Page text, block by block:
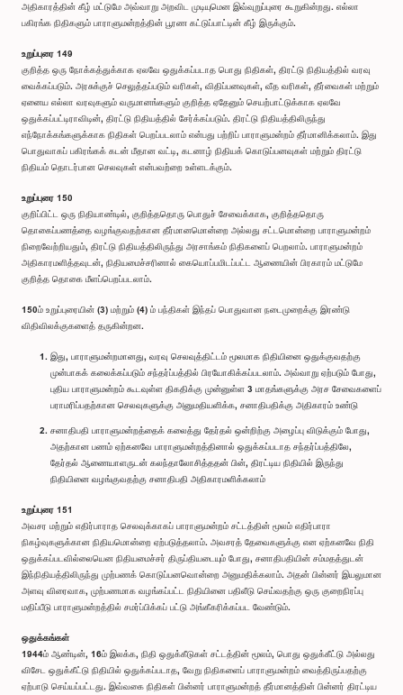
அதிகாரத்தின் கீழ் மட்டுமே அவ்வாறு அறவிட முடியுமென இவ்வுறுப்புரை கூறுகின்றது. எல்லா
பகிரங்க நிதிகளும் பாராளுமன்றத்தின் பூரண கட்டுப்பாட்டின் கீழ் இருக்கும்.
உறுப்புரை 149
குறித்த ஒரு நோக்கத்துக்காக ஏலவே ஒதுக்கப்படாத பொது நிதிகள், திரட்டு நிதியத்தில் வரவு
வைக்கப்படும். அரசுக்குச் செலுத்தப்படும் வரிகள், விதிப்பனவுகள், வீத வரிகள், தீர்வைகள் மற்றும்
ஏனைய எல்லா வரவுகளும் வருமானங்களும் குறித்த ஏதேனும் செயற்பாட்டுக்காக ஏலவே
ஒதுக்கப்பட்டிராவிடின், திரட்டு நிதியத்தில் சேர்க்கப்படும். திரட்டு நிதியத்திலிருந்து
எந்நோக்கங்களுக்காக நிதிகள் பெறப்படலாம் என்பது பற்றிப் பாராளுமன்றம் தீர்மானிக்கலாம். இது
பொதுவாகப் பகிரங்கக் கடன் மீதான வட்டி, கடனாழ் நிதியக் கொடுப்பனவுகள் மற்றும் திரட்டு
நிதியம் தொடர்பான செலவுகள் என்பவற்றை உள்ளடக்கும்.
உறுப்புரை 150
குறிப்பிட்ட ஒரு நிதியாண்டில், குறித்ததொரு பொதுச் சேவைக்காக, குறித்ததொரு
தொகைப்பணத்தை வழங்குவதற்கான தீர்மானமொன்றை அல்லது சட்டமொன்றை பாராளுமன்றம்
நிறைவேற்றியதும், திரட்டு நிதியத்திலிருந்து அரசாங்கம் நிதிகளைப் பெறலாம். பாராளுமன்றம்
அதிகாரமளித்தவுடன், நிதியமைச்சரினால் கையொப்பமிடப்பட்ட ஆணையின் பிரகாரம் மட்டுமே
குறித்த தொகை மீளப்பெறப்படலாம்.
150ம் உறுப்புரையின் (3) மற்றும் (4) ம் பந்திகள் இந்தப் பொதுவான நடைமுறைக்கு இரண்டு
விதிவிலக்குகளைத் தருகின்றன.
இது, பாராளுமன்றமானது, வரவு செலவுத்திட்டம் மூலமாக நிதியினை ஒதுக்குவதற்கு
முன்பாகக் கலைக்கப்படும் சந்தர்ப்பத்தில் பிரயோகிக்கப்படலாம். அவ்வாறு ஏற்படும் போது,
புதிய பாராளுமன்றம் கூடவுள்ள திகதிக்கு முன்னுள்ள 3 மாதங்களுக்கு அரச சேவைகளைப்
பராமரிப்பதற்கான செலவுகளுக்கு அனுமதியளிக்க, சனாதிபதிக்கு அதிகாரம் உண்டு
சனாதிபதி பாராளுமன்றத்தைக் கலைத்து தேர்தல் ஒன்றிற்கு அழைப்பு விடுக்கும் போது,
அதற்கான பணம் ஏற்கனவே பாராளுமன்றத்தினால் ஒதுக்கப்படாத சந்தர்ப்பத்திலே,
தேர்தல் ஆணையாளருடன் கலந்தாலோசித்ததன் பின், திரட்டிய நிதியில் இருந்து
நிதியினை வழங்குவதற்கு சனாதிபதி அதிகாரமளிக்கலாம்
உறுப்புரை 151
அவசர மற்றும் எதிர்பாராத செலவுக்காகப் பாராளுமன்றம் சட்டத்தின் மூலம் எதிர்பாரா
நிகழ்வுகளுக்கான நிதியமொன்றை ஏற்படுத்தலாம். அவசரத் தேவைகளுக்கு என ஏற்கனவே நிதி
ஒதுக்கப்படவில்லையென நிதியமைச்சர் திருப்தியடையும் போது, சனாதிபதியின் சம்மதத்துடன்
இந்நிதியத்திலிருந்து முற்பணக் கொடுப்பனவொன்றை அனுமதிக்கலாம். அதன் பின்னர் இயலுமான
அளவு விரைவாக, முற்பணமாக வழங்கப்பட்ட நிதியினை பதிலீடு செய்வதற்கு ஒரு குறைநிரப்பு
மதிப்பீடு பாராளுமன்றத்தில் சமர்ப்பிக்கப் பட்டு அங்கீகரிக்கப்பட வேண்டும்.
ஒதுக்கங்கள்
1944ம் ஆண்டின், 16ம் இலக்க, நிதி ஒதுக்கீடுகள் சட்டத்தின் மூலம், பொது ஒதுக்கீட்டு அல்லது
விசேட ஒதுக்கீட்டு நிதியில் ஒதுக்கப்படாத, வேறு நிதிகளைப் பாராளுமன்றம் வைத்திருப்பதற்கு
ஏற்பாடு செய்யப்பட்டது. இவ்வகை நிதிகள் பின்னர் பாராளுமன்றத் தீர்மானத்தின் பின்னர் திரட்டிய